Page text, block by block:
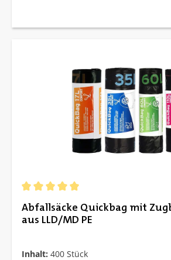
Abfallsäcke Quickbag mit
aus LLD/MD PE
Inhalt: 400 Stück